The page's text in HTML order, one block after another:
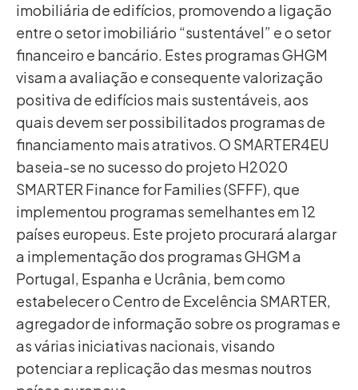
imobiliária de edifícios, promovendo a ligação
entre o setor imobiliário “sustentável” e o setor
financeiro e bancário. Estes programas GHGM
visam a avaliação e consequente valorização
positiva de edifícios mais sustentáveis, aos
quais devem ser possibilitados programas de
financiamento mais atrativos. O SMARTER4EU
baseia-se no sucesso do projeto H2020
SMARTER Finance for Families (SFFF), que
implementou programas semelhantes em 12
países europeus. Este projeto procurará alargar
a implementação dos programas GHGM a
Portugal, Espanha e Ucrânia, bem como
estabelecer o Centro de Excelência SMARTER,
agregador de informação sobre os programas e
as várias iniciativas nacionais, visando
potenciar a replicação das mesmas noutros